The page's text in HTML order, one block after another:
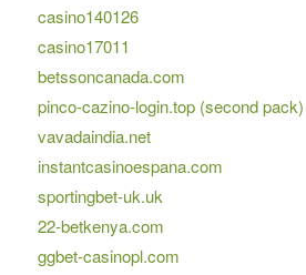
casino140126
casino17011
betssoncanada.com
pinco-cazino-login.top (second pack)
vavadaindia.net
instantcasinoespana.com
sportingbet-uk.uk
22-betkenya.com
ggbet-casinopl.com